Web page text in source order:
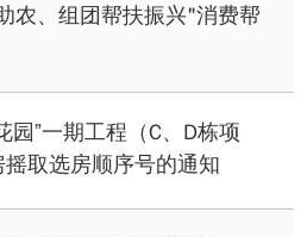
农、组团帮扶振兴"消费帮
园”一期工程（C、D栋项
摇取选房顺序号的通知